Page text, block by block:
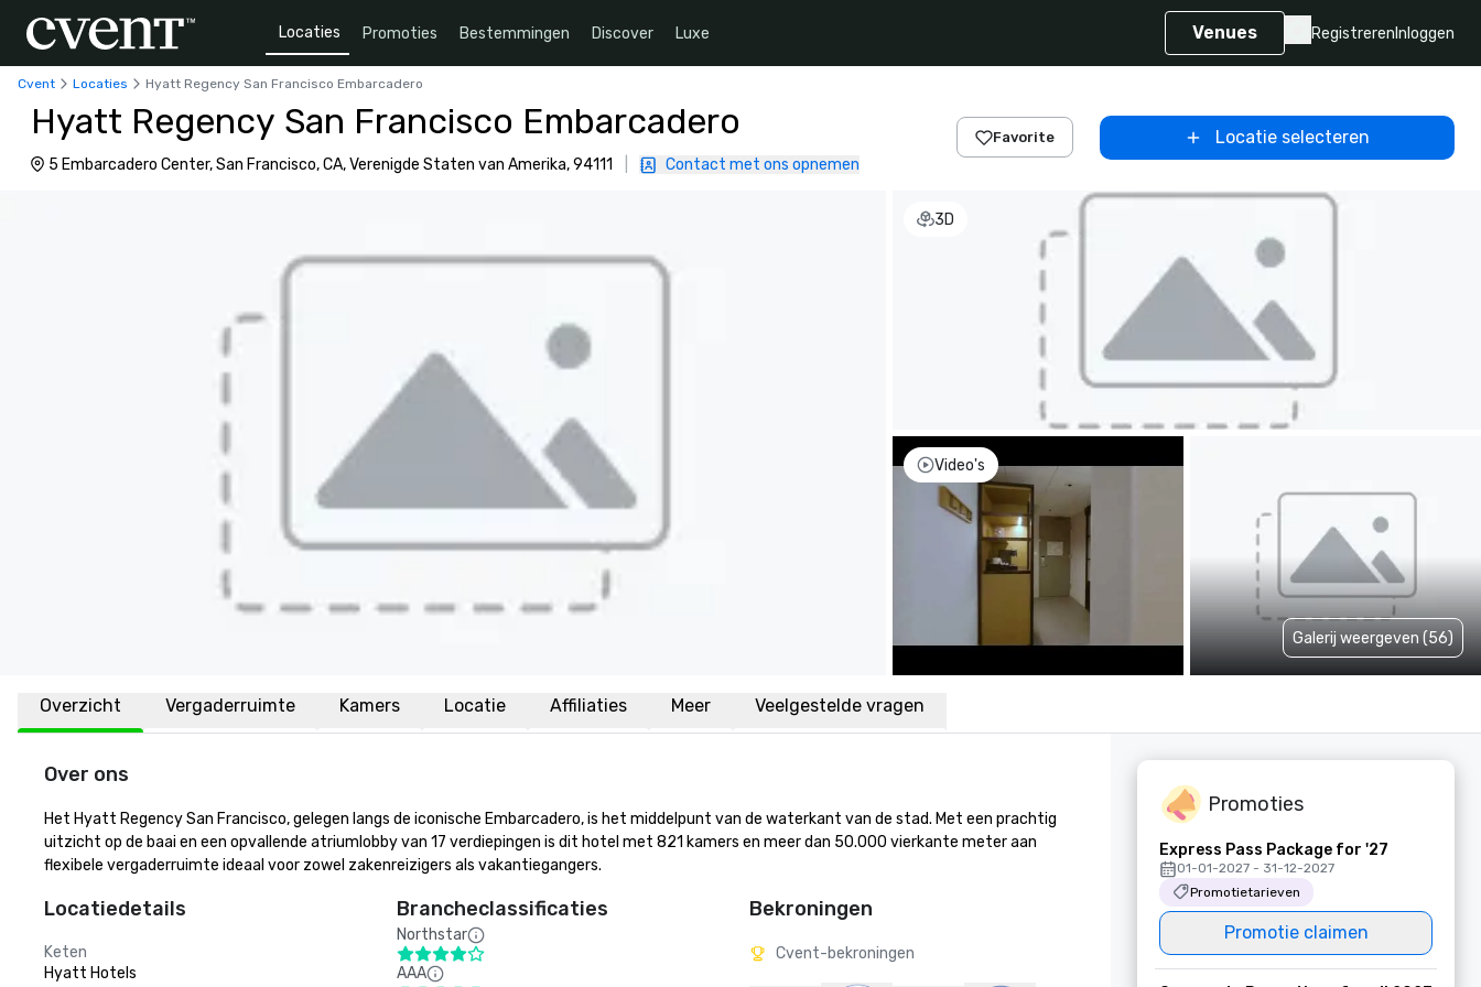
Locaties Promoties Bestemmingen Discover Luxe Venues Registreren Inloggen
Cvent Locaties Hyatt Regency San Francisco Embarcadero
Hyatt Regency San Francisco Embarcadero
5 Embarcadero Center, San Francisco, CA, Verenigde Staten van Amerika, 94111 Contact met ons opnemen
Favorite Locatie selecteren
3D
Video's
Galerij weergeven (56)
Overzicht Vergaderruimte Kamers Locatie Affiliaties Meer Veelgestelde vragen
Over ons
Het Hyatt Regency San Francisco, gelegen langs de iconische Embarcadero, is het middelpunt van de waterkant van de stad. Met een prachtig
uitzicht op de baai en een opvallende atriumlobby van 17 verdiepingen is dit hotel met 821 kamers en meer dan 50.000 vierkante meter aan
flexibele vergaderruimte ideaal voor zowel zakenreizigers als vakantiegangers.
Locatiedetails
Keten
Hyatt Hotels
Brancheclassificaties
Northstar
AAA
Bekroningen
Cvent-bekroningen
Promoties
Express Pass Package for '27
01-01-2027 - 31-12-2027
Promotietarieven
Promotie claimen